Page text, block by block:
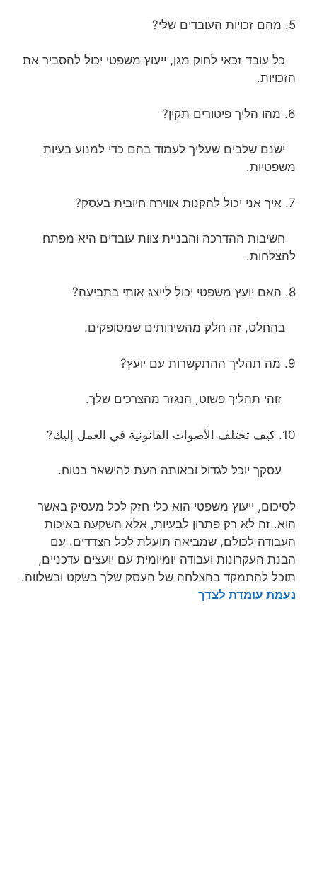
5. מהם זכויות העובדים שלי?
כל עובד זכאי לחוק מגן, ייעוץ משפטי יכול להסביר את
הזכויות.
6. מהו הליך פיטורים תקין?
ישנם שלבים שעליך לעמוד בהם כדי למנוע בעיות
משפטיות.
7. איך אני יכול להקנות אווירה חיובית בעסק?
חשיבות ההדרכה והבניית צוות עובדים היא מפתח
להצלחות.
8. האם יועץ משפטי יכול לייצג אותי בתביעה?
בהחלט, זה חלק מהשירותים שמסופקים.
9. מה תהליך ההתקשרות עם יועץ?
זוהי תהליך פשוט, הנגזר מהצרכים שלך.
10. كيف تختلف الأصوات القانونية في العمل إليك?
עסקך יוכל לגדול ובאותה העת להישאר בטוח.
לסיכום, ייעוץ משפטי הוא כלי חזק לכל מעסיק באשר
הוא. זה לא רק פתרון לבעיות, אלא השקעה באיכות
העבודה לכולם, שמביאה תועלת לכל הצדדים. עם
הבנת העקרונות ועבודה יומיומית עם יועצים עדכניים,
תוכל להתמקד בהצלחה של העסק שלך בשקט ובשלווה.
נעמת עומדת לצדך